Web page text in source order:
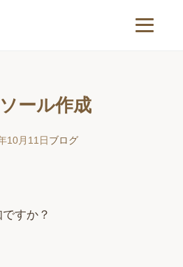
ール作成
10月11日ブログ
すか？